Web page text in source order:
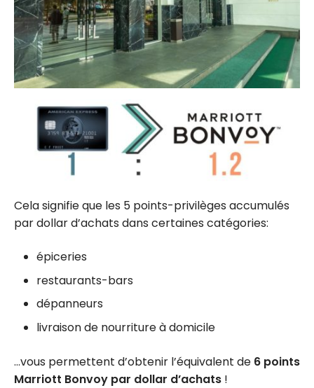
Cela signifie que les 5 points-privilèges accumulés
par dollar d’achats dans certaines catégories:
épiceries
restaurants-bars
dépanneurs
livraison de nourriture à domicile
…vous permettent d’obtenir l’équivalent de 6 points
Marriott Bonvoy par dollar d’achats !